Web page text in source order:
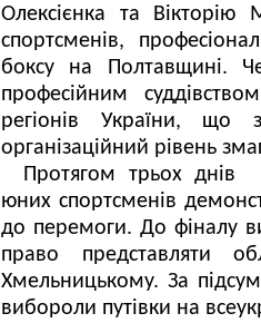
Олексієнка та Вікторію
спортсменів,
боксу на Полтавщині.
професійним
регіонів України, що
організаційний рівень
Протягом трьох днів
юних спортсменів
до перемоги. До фіналу
право представляти
Хмельницькому. За
вибороли путівки на